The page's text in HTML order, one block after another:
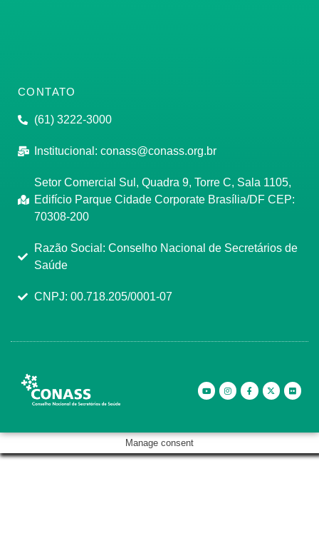
CONTATO
(61) 3222-3000
Institucional: conass@conass.org.br
Setor Comercial Sul, Quadra 9, Torre C, Sala 1105,
Edifício Parque Cidade Corporate Brasília/DF CEP:
70308-200
Razão Social: Conselho Nacional de Secretários de
Saúde
CNPJ: 00.718.205/0001-07
Manage consent